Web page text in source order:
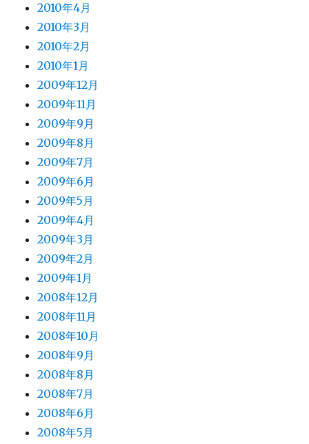
2010年4月
2010年3月
2010年2月
2010年1月
2009年12月
2009年11月
2009年9月
2009年8月
2009年7月
2009年6月
2009年5月
2009年4月
2009年3月
2009年2月
2009年1月
2008年12月
2008年11月
2008年10月
2008年9月
2008年8月
2008年7月
2008年6月
2008年5月